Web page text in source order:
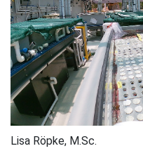
Lisa Röpke, M.Sc.